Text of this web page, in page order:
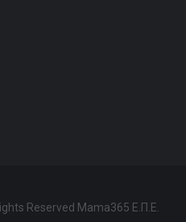
Reserved Mama365 Ε.Π.Ε.